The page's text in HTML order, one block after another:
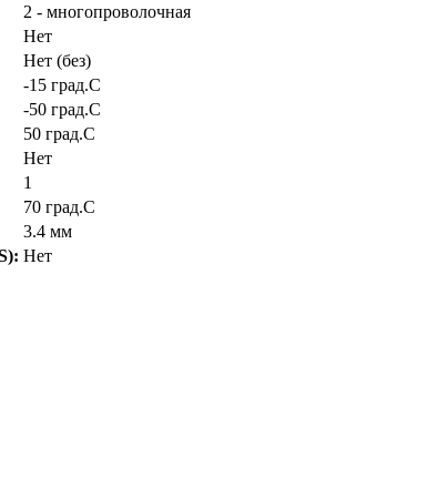
2 - многопроволочная
Нет
Нет (без)
-15 град.C
-50 град.C
50 град.C
Нет
1
70 град.C
3.4 мм
Нет